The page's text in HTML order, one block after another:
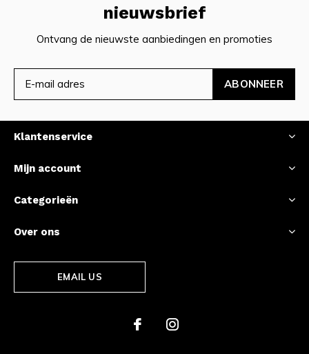
nieuwsbrief
Ontvang de nieuwste aanbiedingen en promoties
ABONNEER
Klantenservice
Mijn account
Categorieën
Over ons
EMAIL US